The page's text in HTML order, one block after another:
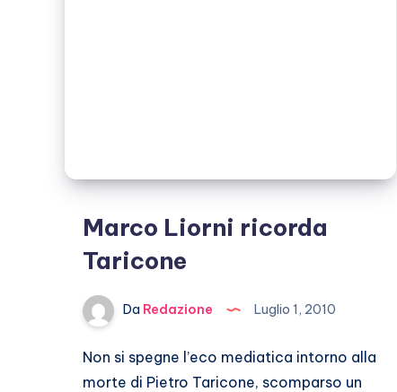
Marco Liorni ricorda
Taricone
Da Redazione Luglio 1, 2010
Non si spegne l’eco mediatica intorno alla
morte di Pietro Taricone, scomparso un